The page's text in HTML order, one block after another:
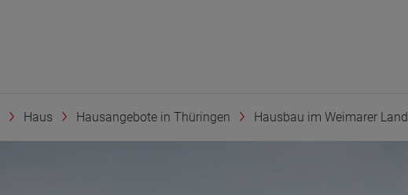
Haus Hausangebote in Thüringen Hausbau im Weimarer Land